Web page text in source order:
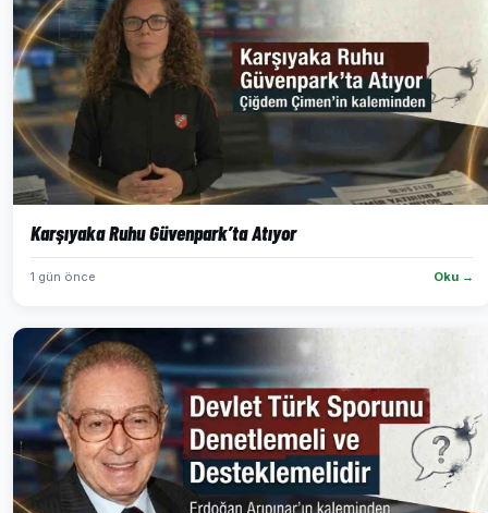
Karşıyaka Ruhu Güvenpark’ta Atıyor
1 gün önce Oku →